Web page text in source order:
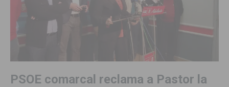
PSOE comarcal reclama a Pastor la